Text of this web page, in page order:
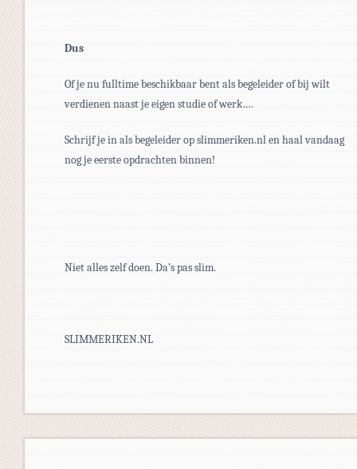
Dus
Of je nu fulltime beschikbaar bent als begeleider of bij wilt
verdienen naast je eigen studie of werk….
Schrijf je in als begeleider op slimmeriken.nl en haal vandaag
nog je eerste opdrachten binnen!
Niet alles zelf doen. Da’s pas slim.
SLIMMERIKEN.NL